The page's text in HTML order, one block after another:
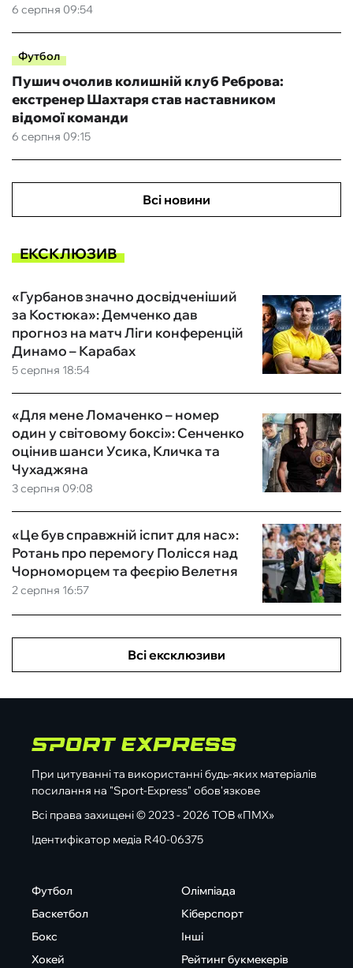
6 серпня 09:54
Футбол
6 серпня 09:15
Пушич очолив колишній клуб Реброва:
екстренер Шахтаря став наставником
відомої команди
Всі новини
ЕКСКЛЮЗИВ
5 серпня 18:54
«Гурбанов значно досвідченіший
за Костюка»: Демченко дав
прогноз на матч Ліги конференцій
Динамо – Карабах
3 серпня 09:08
«Для мене Ломаченко – номер
один у світовому боксі»: Сенченко
оцінив шанси Усика, Кличка та
Чухаджяна
2 серпня 16:57
«Це був справжній іспит для нас»:
Ротань про перемогу Полісся над
Чорноморцем та феєрію Велетня
Всі ексклюзиви
При цитуванні та використанні будь-яких матеріалів
посилання на "Sport-Express" обов'язкове
Всі права захищені © 2023 - 2026 ТОВ «ПМХ»
Ідентифікатор медіа R40-06375
Футбол
Баскетбол
Бокс
Хокей
Олімпіада
Кіберспорт
Інші
Рейтинг букмекерів